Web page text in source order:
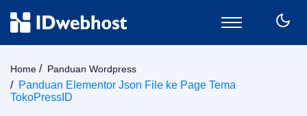
Hosting
Home Panduan Wordpress
Panduan Elementor Json File ke Page Tema
TokoPressID